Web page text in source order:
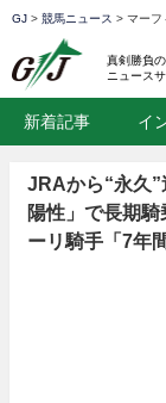
GJ > 競馬ニュース > マーフ
真剣勝負
ニュース
新着記事 イ
JRAから“永久
陽性」で長期
ーリ騎手「7年